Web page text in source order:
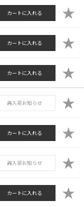
カートに入れる ★
カートに入れる ★
カートに入れる ★
再入荷お知らせ ★
カートに入れる ★
再入荷お知らせ ★
カートに入れる ★